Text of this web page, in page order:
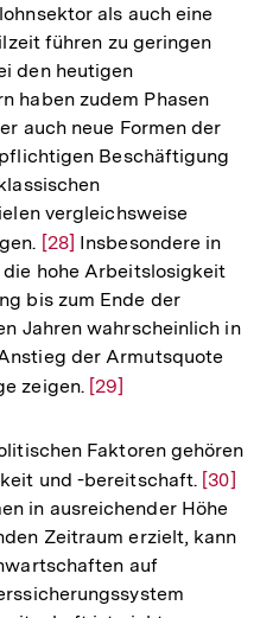
als auch eine
führen zu geringen
den heutigen
haben zudem Phasen
auch neue Formen der
Beschäftigung
vergleichsweise
Zur
Auflösung
der
Fußnote
[28] Insbesondere in
hohe Arbeitslosigkeit
bis zum Ende der
Jahren wahrscheinlich in
der Armutsquote
zeigen. Zur
der
Fußnote
[29]
Faktoren gehören
und -bereitschaft. Zur
der
[30]
in ausreichender Höhe
Zeitraum erzielt, kann
auf